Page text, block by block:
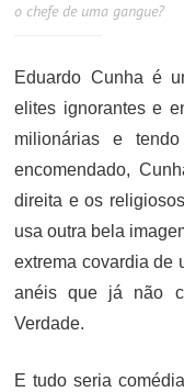
o chefe de uma gangue?
Eduardo Cunha é
elites ignorantes e
milionárias e
encomendado,
direita e os
usa outra bela
extrema covardia de
anéis que já não
Verdade.
E tudo seria